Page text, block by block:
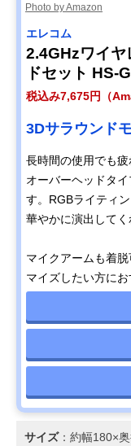
Photo by Amazon
エレコム
2.4GHzワイヤ
ドセット HS-
税込み7,675円（
3Dサラウンド
長時間の使用でも
オーバーヘッドタイ
す。RGBライティ
華やかに演出してく
マイクアームも着
マイズしたい方にお
サイズ：約幅180×